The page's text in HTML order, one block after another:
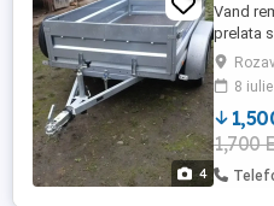
4
Vand
prelata
8 iulie
1,700